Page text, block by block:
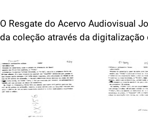
O Resgate do Acervo Audiovisual
da coleção através da
FORMULÁRIO DE